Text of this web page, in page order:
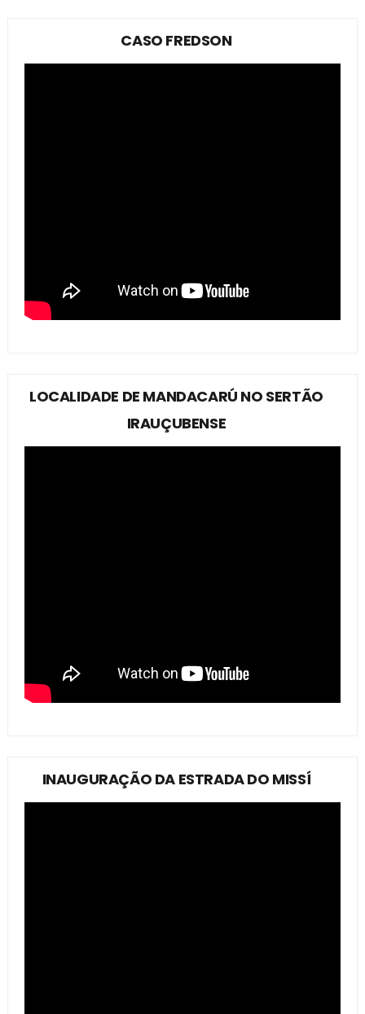
CASO FREDSON
LOCALIDADE DE MANDACARÚ NO SERTÃO
IRAUÇUBENSE
INAUGURAÇÃO DA ESTRADA DO MISSÍ